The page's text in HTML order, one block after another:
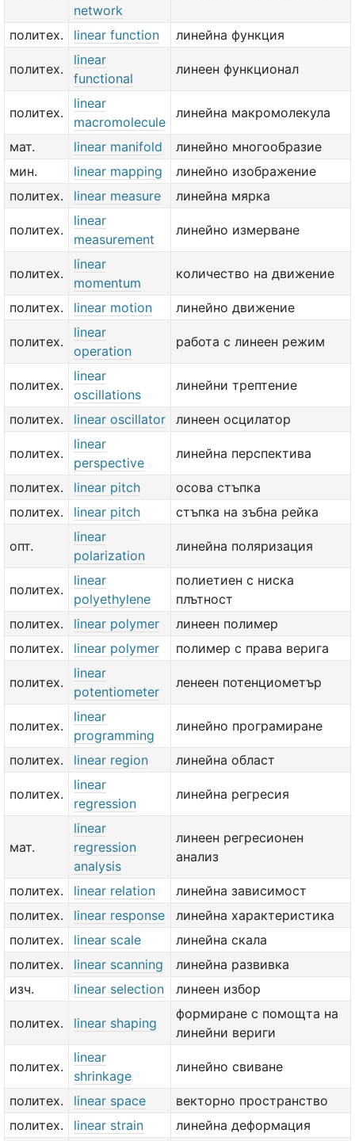
network
политех. linear function линейна функция
политех.
linear
functional
линеен функционал
политех.
linear
macromolecule
линейна макромолекула
мат. linear manifold
линейно многообразие
мин.
linear mapping
линейно изображение
политех.
linear measure линейна мярка
политех.
linear
measurement
линейно измерване
политех.
linear
momentum
количество на движение
политех. linear motion линейно движение
политех.
linear
operation
работа с линеен режим
политех.
linear
oscillations
линейни трептение
политех. linear oscillator линеен осцилатор
политех.
linear
perspective
линейна перспектива
политех. linear pitch
осова стъпка
политех.
linear pitch стъпка на зъбна рейка
опт.
linear
polarization
линейна поляризация
политех.
linear
polyethylene
полиетиен с ниска
плътност
политех.
linear polymer
линеен полимер
политех.
linear polymer полимер с права верига
политех.
linear
potentiometer
ленеен потенциометър
политех.
linear
programming
линейно програмиране
политех. linear region линейна област
политех.
linear
regression
линейна регресия
мат.
linear
regression
analysis
линеен регресионен
анализ
политех. linear relation
линейна зависимост
политех.
linear response
линейна характеристика
политех.
linear scale
линейна скала
политех.
linear scanning
линейна развивка
изч.
linear selection линеен избор
политех. linear shaping
формиране с помощта на
линейни вериги
политех.
linear
shrinkage
линейно свиване
политех. linear space
векторно пространство
политех.
linear strain линейна деформация